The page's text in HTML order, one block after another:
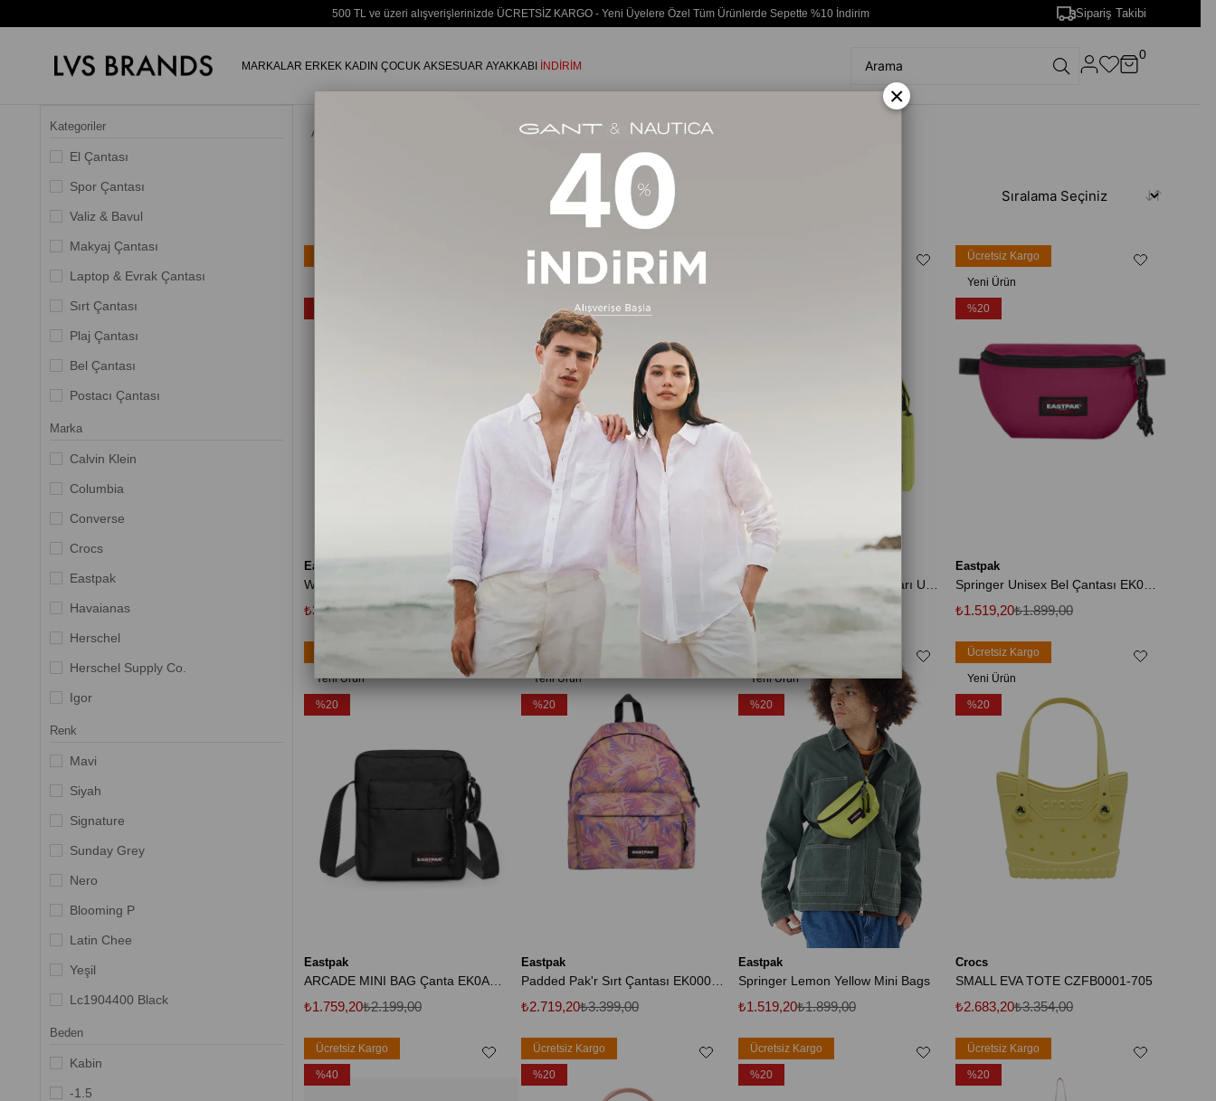
500 TL ve üzeri alışverişlerinizde ÜCRETSİZ KARGO - Yeni Üyelere Özel Tüm Ürünlerde Sepette %10 İndirim Sipariş Takibi
MARKALAR ERKEK KADIN ÇOCUK AKSESUAR AYAKKABI İNDİRİM
0
Kategoriler
El Çantası
Spor Çantası
Valiz & Bavul
Makyaj Çantası
Laptop & Evrak Çantası
Sırt Çantası
Plaj Çantası
Bel Çantası
Postacı Çantası
Omuz Çantası
Marka
Calvin Klein
Columbia
Converse
Crocs
Eastpak
Havaianas
Herschel
Herschel Supply Co.
Igor
Jack Wolfskin
Jansport
Kipling
Levi's
Moon Boot
New Era
Renk
Mavi
Siyah
Signature
Sunday Grey
Nero
Blooming P
Latin Chee
Yeşil
Lc1904400 Black
Dark Blue
Şampanya
Uçuk Pembe
Beden
Kabin
-1.5
Anasayfa
Eastpak
₺3.599,20₺4.499,00
Eastpak
Ücretsiz Kargo
Yeni Ürün
Eastpak
₺3.199,20 ₺3.999,00
Eastpak
Springer Unisex Bel Çantası EK0000746S11
₺1.519,20₺1.899,00
Ücretsiz Kargo
Yeni Ürün
%20
Eastpak
ARCADE MINI BAG Çanta EK0A5BN50081 STD
₺1.759,20₺2.199,00
Yeni Ürün
%20
Eastpak
Padded Pak'r Sırt Çantası EK000620B0P1
₺2.719,20₺3.399,00
Ücretsiz Kargo
Yeni Ürün
%20
Eastpak
Springer Lemon Yellow Mini Bags
₺1.519,20₺1.899,00
Yeni Ürün
%20
Crocs
SMALL EVA TOTE CZFB0001-705
₺2.683,20₺3.354,00
Ücretsiz Kargo
Yeni Ürün
%20
Ücretsiz Kargo
%40
Ücretsiz Kargo
%20
Ücretsiz Kargo
%20
Ücretsiz Kargo
%20
×